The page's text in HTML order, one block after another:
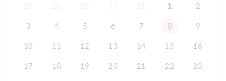
1 2
3 4 5 6 7 8 9
10 11 12 13 14 15 16
17 18 19 20 21 22 23